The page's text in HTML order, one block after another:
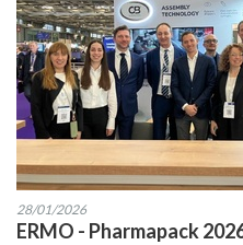
28/01/2026
ERMO - Pharmapack